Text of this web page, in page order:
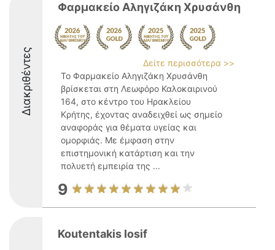
Διακριθέντες
Φαρμακείο Αληγιζάκη Χρυσάνθη
Δείτε περισσότερα >>
Το Φαρμακείο Αληγιζάκη Χρυσάνθη
βρίσκεται στη Λεωφόρο Καλοκαιρινού
164, στο κέντρο του Ηρακλείου
Κρήτης, έχοντας αναδειχθεί ως σημείο
αναφοράς για θέματα υγείας και
ομορφιάς. Με έμφαση στην
επιστημονική κατάρτιση και την
πολυετή εμπειρία της ...
9
Koutentakis Iosif